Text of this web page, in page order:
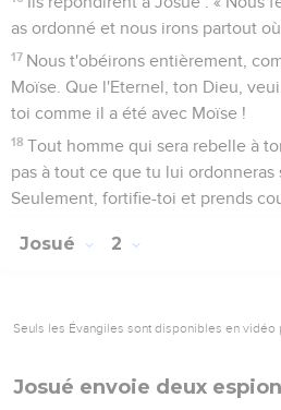
as ordonné et nous irons partout
17 Nous t'obéirons entièrement,
Moïse. Que l'Eternel, ton Dieu,
toi comme il a été avec Moïse !
18 Tout homme qui sera rebelle à
pas à tout ce que tu lui ordonneras
Seulement, fortifie-toi et prends
Josué 2
Seuls les Évangiles sont disponibles en vidéo
Josué envoie deux